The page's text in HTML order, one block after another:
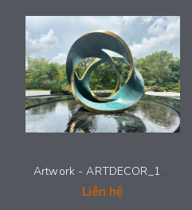
Artwork - ARTDECOR_1504
Liên hệ